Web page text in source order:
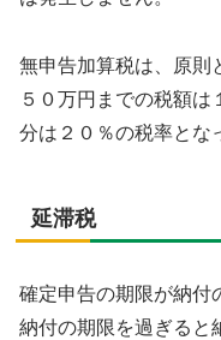
無申告加算税は、原則
５０万円までの税額
分は２０％の税率とな
延滞税
確定申告の期限が納付
納付の期限を過ぎると